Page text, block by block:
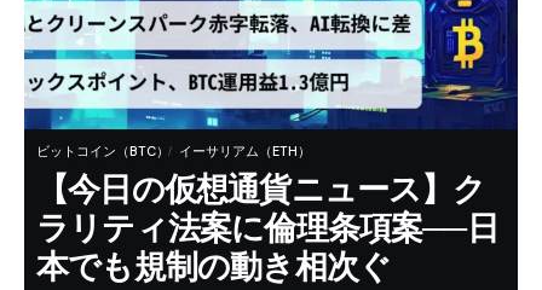
ビットコイン（BTC） イーサリアム（ETH）
【今日の仮想通貨ニュース】ク
ラリティ法案に倫理条項案──日
本でも規制の動き相次ぐ